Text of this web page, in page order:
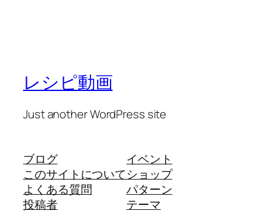
レシピ動画
Just another WordPress site
ブログ
このサイトについて
よくある質問
投稿者
イベント
ショップ
パターン
テーマ